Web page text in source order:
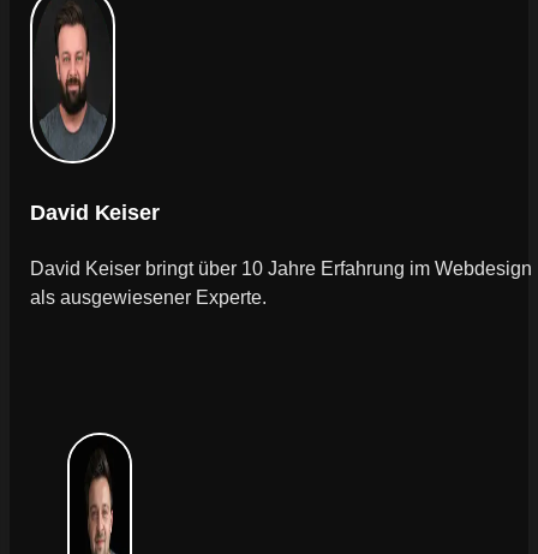
David Keiser
David Keiser bringt über 10 Jahre Erfahrung im
als ausgewiesener Experte.